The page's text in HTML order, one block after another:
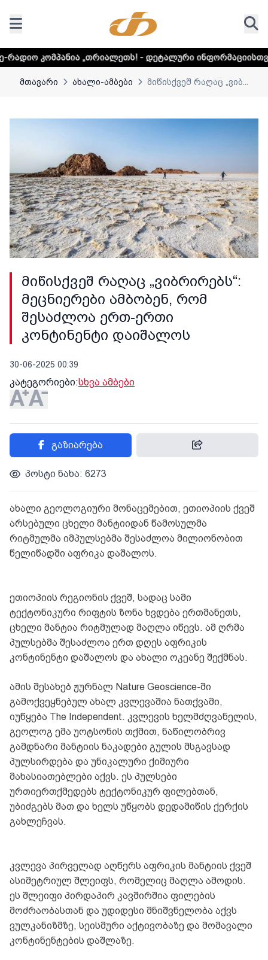
„თრიალეთს! - დეტალური ინფორმაციისთვის დააკლიკეთ
მთავარი ახალი-ამბები მიწისქვეშ რაღაც „ვიბ...
მიწისქვეშ რაღაც „ვიბრირებს“:
მეცნიერები ამბობენ, რომ
შესაძლოა ერთ-ერთი
კონტინენტი დაიშალოს
30-06-2025 00:39
კატეგორიები:სხვა ამბები
გაზიარება
პოსტი ნახა: 6273
ახალი გეოლოგიური მონაცემებით, ეთიოპიის ქვეშ
არსებული ცხელი მანტიიდან წამოსულმა
რიტმულმა იმპულსებმა შესაძლოა მილიონობით
წელიწადში აფრიკა დაშალოს.
ეთიოპიის რეგიონის ქვეშ, სადაც სამი
ტექტონიკური რიფტის ზონა ხვდება ერთმანეთს,
ცხელი მანტია რიტმულად მაღლა იწევს. ამ ღრმა
პულსებმა შესაძლოა ერთ დღეს აფრიკის
კონტინენტი დაშალოს და ახალი ოკეანე შექმნას.
ამის შესახებ ჟურნალ Nature Geoscience-ში
გამოქვეყნებულ ახალ კვლევაშია ნათქვამი,
იუწყება The Independent. კვლევის ხელმძღვანელის,
გეოლოგ ემა უოტსონის თქმით, ნაწილობრივ
გამდნარი მანტიის ნაკადები გულის მსგავსად
პულსირდება და უნიკალური ქიმიური
მახასიათებლები აქვს. ეს პულსები
ურთიერთქმედებს ტექტონიკურ ფილებთან,
უბიძგებს მათ და ხელს უწყობს დედამიწის ქერქის
გახლეჩვას.
კვლევა პირველად აღწერს აფრიკის მანტიის ქვეშ
ასიმეტრიულ შლეიფს, რომელიც მაღლა ამოდის.
ეს შლეიფი პირდაპირ კავშირშია ფილების
მოძრაობასთან და უდიდესი მნიშვნელობა აქვს
ვულკანიზმზე, სეისმური აქტივობაზე და მომავალი
კონტინენტების დაშლაზე.